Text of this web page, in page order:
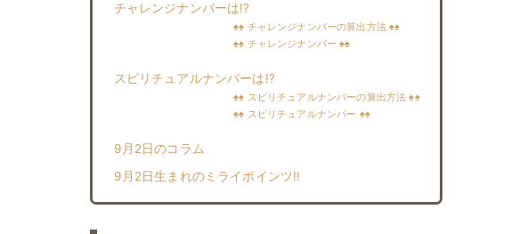
チャレンジナンバーは!?
♠♠ チャレンジナンバーの算出方法 ♠♠
♠♠ チャレンジナンバー ♠♠
スピリチュアルナンバーは!?
♠♠ スピリチュアルナンバーの算出方法 ♠♠
♠♠ スピリチュアルナンバー ♠♠
9月2日のコラム
9月2日生まれのミライポインツ!!︎